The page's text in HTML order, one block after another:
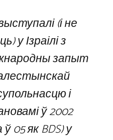
(і не
у Ізраілі з
запыт
і
ў 2002
05 як BDS) у